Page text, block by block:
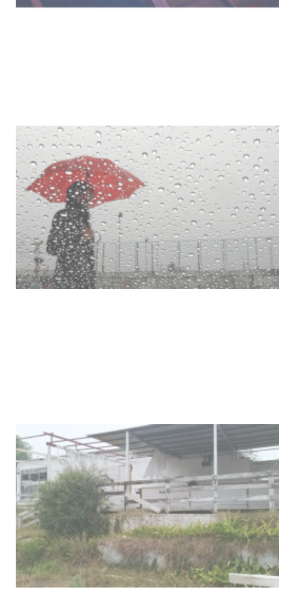
Clases de Muai Thai en Complejo
Turismo accesible para personas
con discapacidad y adultos
mayores